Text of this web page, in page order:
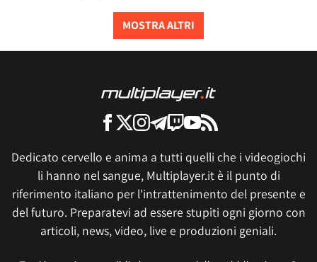
MOSTRA ALTRI
Dedicato cervello e anima a tutti quelli che i videogiochi
li hanno nel sangue, Multiplayer.it è il punto di
riferimento italiano per l'intrattenimento del presente e
del futuro. Preparatevi ad essere stupiti ogni giorno con
articoli, news, video, live e produzioni geniali.